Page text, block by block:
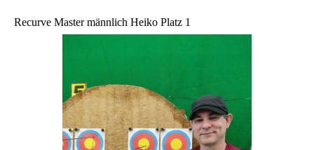
Recurve Master männlich Heiko Platz 1